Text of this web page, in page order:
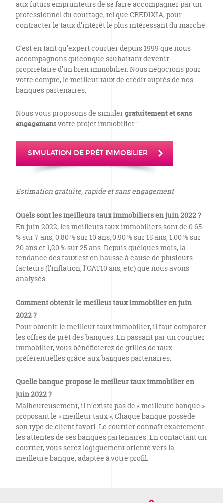
aux futurs emprunteurs de se faire accompagner par un
professionnel du courtage, tel que CREDIXIA, pour
contracter le taux d’intérêt le plus intéressant du marché.
C’est en tant qu’expert courtier depuis 1999 que nous
accompagnons quiconque souhaitant devenir
propriétaire d’un bien immobilier. Nous négocions pour
votre compte, le meilleur taux de crédit auprès de nos
banques partenaires.
Nous vous proposons de simulergratuitement et sans
engagementvotre projet immobilier :
SIMULATION DE PRÊT IMMOBILIER
Estimation gratuite, rapide et sans engagement
Quels sont les meilleurs taux immobiliers en juin 2022 ?
En juin 2022, les meilleurs taux immobiliers sont de 0.65
% sur 7 ans, 0.80 % sur 10 ans, 0.90 % sur 15 ans, 1.00 % sur
20 ans et 1,20 % sur 25 ans. Depuis quelques mois, la
tendance des taux est en hausse à cause de plusieurs
facteurs (l’inflation, l’OAT10 ans, etc) que nous avons
analysés.
Comment obtenir le meilleur taux immobilier en juin
2022 ?
Pour obtenir le meilleur taux immobilier, il faut comparer
les offres de prêt des banques. En passant par un courtier
immobilier, vous bénéficierez de grilles de taux
préférentielles grâce aux banques partenaires.
Quelle banque propose le meilleur taux immobilier en
juin 2022 ?
Malheureusement, il n’existe pas de « meilleure banque »
proposant le « meilleur taux ». Chaque banque possède
son type de client favori. Le courtier connaît exactement
les attentes de ses banques partenaires. En contactant un
courtier, vous serez logiquement orienté vers la
meilleure banque, adaptée à votre profil.